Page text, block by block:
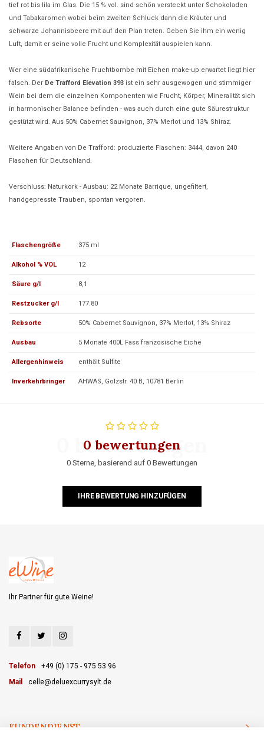
tief rot bis lila im Glas. Die 15 % vol. sind schön versteckt unter Schokoladen
und Tabakaromen wobei beim zweiten Schluck dann die Kräuter und
schwarze Johannisbeere mit auf den Plan treten. Geben Sie ihm ein wenig
Luft, damit er seine volle Frucht und Komplexität auspielen kann.
Wer eine südafrikanische Fruchtbombe mit Eichen make-up erwartet liegt hier
falsch. Der De Trafford Elevation 393 ist ein sehr ausgewogen und stimmiger
Wein bei dem die einzelnen Komponenten wie Frucht, Körper, Mineralität sich
in harmonischer Balance befinden - was auch durch eine gute Säurestruktur
gestützt wird. Aus 50% Cabernet Sauvignon, 37% Merlot und 13% Shiraz.
Weitere Angaben von De Trafford: produzierte Flaschen: 3444, davon 240
Flaschen für Deutschland.
Verschluss: Naturkork - Ausbau: 22 Monate Barrique, ungefiltert,
handgepresste Trauben, spontan vergoren.
Flaschengröße 375 ml
Alkohol % VOL 12
Säure g/l 8,1
Restzucker g/l 177.80
Rebsorte 50% Cabernet Sauvignon, 37% Merlot, 13% Shiraz
Ausbau 5 Monate 400L Fass französische Eiche
Allergenhinweis enthält Sulfite
Inverkehrbringer AHWAS, Golzstr. 40 B, 10781 Berlin
0 bewertungen
0 bewertungen
0 Sterne, basierend auf 0 Bewertungen
IHRE BEWERTUNG HINZUFÜGEN
Ihr Partner für gute Weine!
Telefon
+49 (0) 175 - 975 53 96
Mail
celle@deluexcurrysylt.de
KUNDENDIENST